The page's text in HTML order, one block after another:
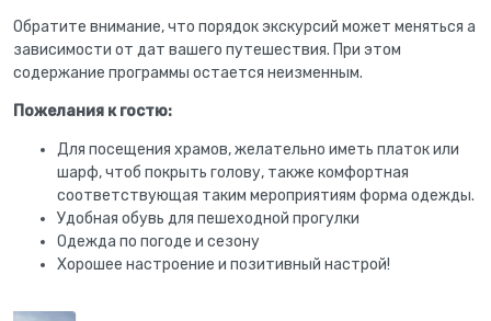
Обратите внимание, что порядок экскурсий может меняться а
зависимости от дат вашего путешествия. При этом
содержание программы остается неизменным.
Пожелания к гостю:
Для посещения храмов, желательно иметь платок или
шарф, чтоб покрыть голову, также комфортная
соответствующая таким мероприятиям форма одежды.
Удобная обувь для пешеходной прогулки
Одежда по погоде и сезону
Хорошее настроение и позитивный настрой!